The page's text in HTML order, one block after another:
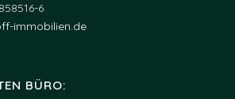
6
immobilien.de
BÜRO: